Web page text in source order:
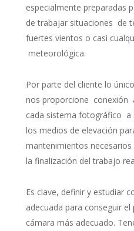
especialmente preparadas
de trabajar situaciones de
fuertes vientos o casi
meteorológica.
Por parte del cliente lo
nos proporcione conexión
cada sistema fotográfico a
los medios de elevación
mantenimientos
la finalización del trabajo
Es clave, definir y estudiar
adecuada para conseguir
cámara más adecuado.